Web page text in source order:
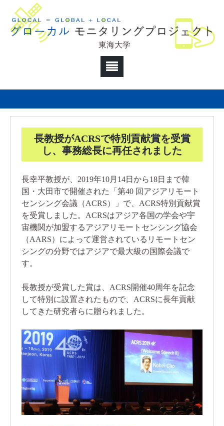
東海大学
長教授がACRSで特別貢献賞を受賞
し、事務総長に再任されました
長幸平教授が、2019年10月14日から18日まで韓
国・大田市で開催された「第40 回アジアリモート
センシング会議（ACRS）」で、ACRS特別貢献賞
を受賞しました。ACRSはアジア各国の学会や宇
宙機関が加盟するアジアリモートセンシング協会
（AARS）によって運営されているリモートセン
シングの分野ではアジアで最大級の国際会議で
す。
長教授が受賞した賞は、ACRS開催40周年を記念
して特別に設置されたもので、ACRSに長年貢献
してきた研究者らに贈られました。